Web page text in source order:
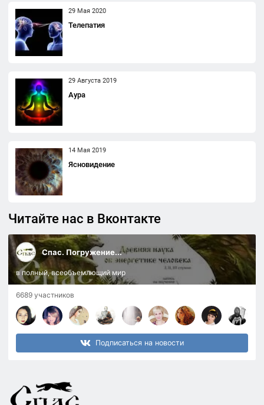
29 Мая 2020
Телепатия
29 Августа 2019
Аура
14 Мая 2019
Ясновидение
Читайте нас в Вконтакте
Спас. Погружение...
в полный, всеобъемлющий мир
6689 участников
Подписаться на новости